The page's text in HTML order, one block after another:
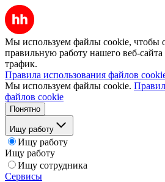
Мы используем файлы cookie, чтобы
правильную работу нашего веб-сайта
трафик.
Правила использования файлов
Мы используем файлы cookie.
файлов cookie
Понятно
Ищу работу
Ищу работу
Ищу работу
Ищу сотрудника
Сервисы